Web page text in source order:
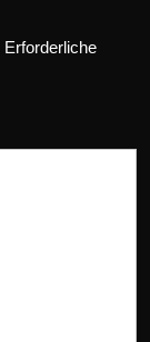
Erforderliche